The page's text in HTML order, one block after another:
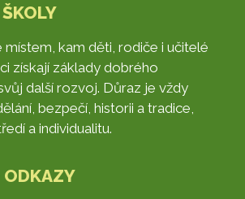
místem, kam děti, rodiče i učitelé
získají základy dobrého
další rozvoj. Důraz je vždy
bezpečí, historii a tradice,
a individualitu.
ODKAZY